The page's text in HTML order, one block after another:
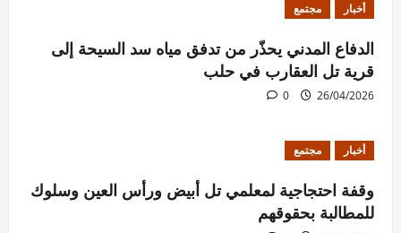
أخبار مجتمع
الدفاع المدني يحذّر من تدفق مياه سد السيحة إلى
قرية تل العقارب في حلب
26/04/2026
0
أخبار مجتمع
وقفة احتجاجية لمعلمي تل أبيض ورأس العين وسلوك
للمطالبة بحقوقهم